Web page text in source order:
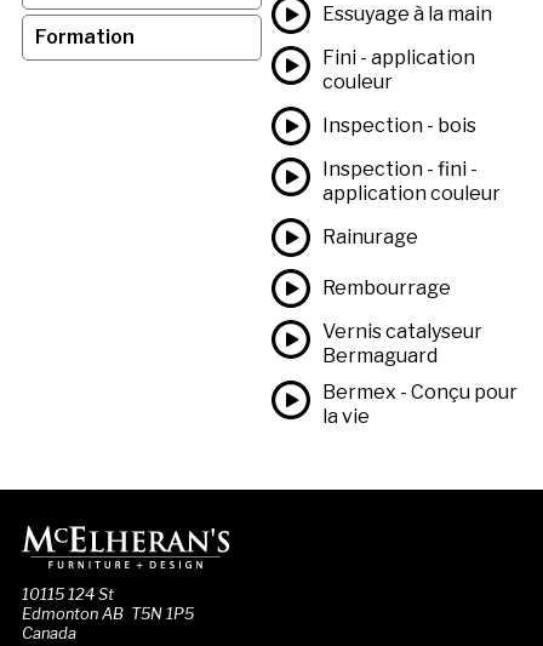
Formation
Essuyage à la main
Fini - application
couleur
Inspection - bois
Inspection - fini -
application couleur
Rainurage
Rembourrage
Vernis catalyseur
Bermaguard
Bermex - Conçu pour
la vie
10115 124 St
Edmonton AB T5N 1P5
Canada